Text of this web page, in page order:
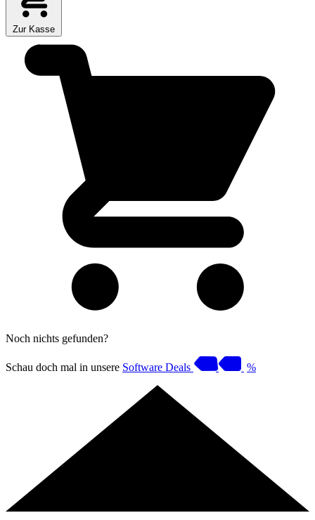
Zur Kasse
Noch nichts gefunden?
Schau doch mal in unsere Software Deals %